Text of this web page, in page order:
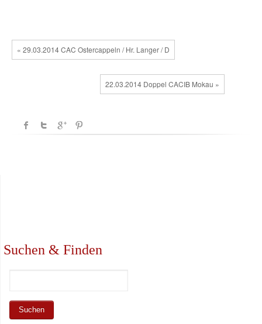
« 29.03.2014 CAC Ostercappeln / Hr. Langer / D
22.03.2014 Doppel CACIB Mokau »
Suchen & Finden